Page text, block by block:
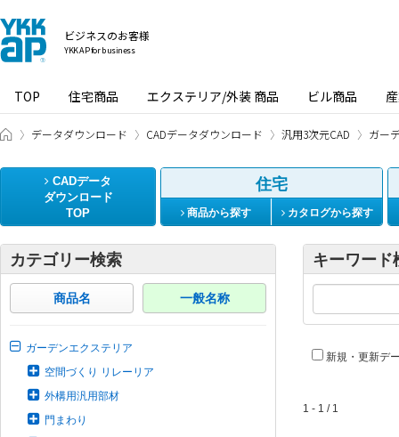
ビジネスのお客様
YKK AP for business
TOP 住宅商品 エクステリア/外装 商品 ビル商品
ビジネスのお客様 HOME
データダウンロード CADデータダウンロード 汎用3次元CAD ガー
CADデータ
ダウンロード
TOP
住宅
商品から探す カタログから探す
カテゴリー検索
商品名 一般名称
ガーデンエクステリア
空間づくり リレーリア
外構用汎用部材
門まわり
キーワード
新規・更新デ
1 - 1 / 1